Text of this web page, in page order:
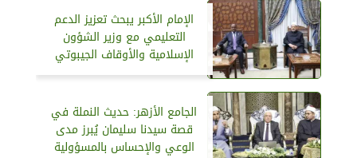
الإمام الأكبر يبحث تعزيز الدعم
التعليمي مع وزير الشؤون
الإسلامية والأوقاف الجيبوتي
الجامع الأزهر: حديث النملة في
قصة سيدنا سليمان يُبرز مدى
الوعي والإحساس بالمسؤولية